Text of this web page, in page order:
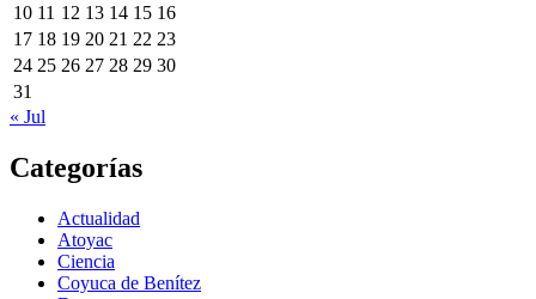
10 11 12 13 14 15 16
17 18 19 20 21 22 23
24 25 26 27 28 29 30
31
« Jul
Categorías
Actualidad
Atoyac
Ciencia
Coyuca de Benítez